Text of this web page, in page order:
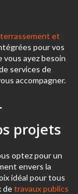
terrassement et
pour vos
ayez besoin
services de
accompagner.
projets
optez pour un
envers la
idéal pour tous
detravaux publics